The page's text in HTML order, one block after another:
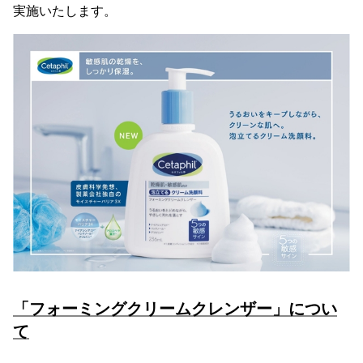
実施いたします。
「フォーミングクリームクレンザー」につい
て